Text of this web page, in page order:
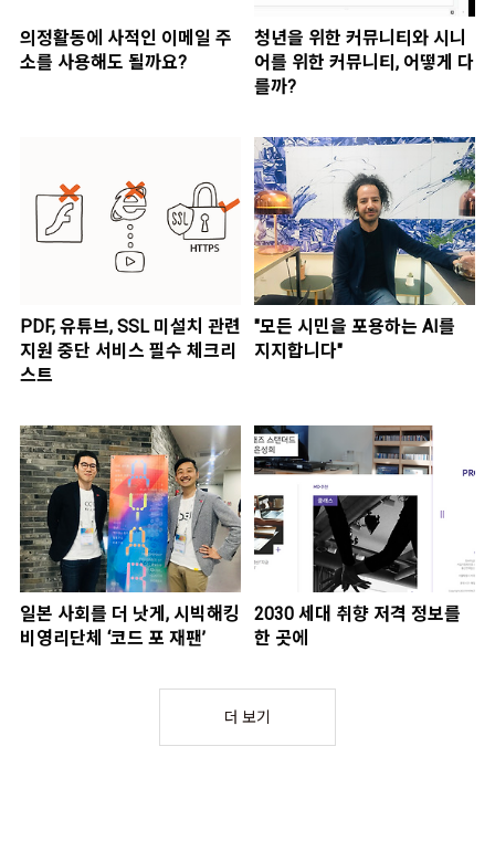
의정활동에 사적인 이메일 주
소를 사용해도 될까요?
청년을 위한 커뮤니티와 시니
어를 위한 커뮤니티, 어떻게 다
를까?
PDF, 유튜브, SSL 미설치 관련
지원 중단 서비스 필수 체크리
스트
"모든 시민을 포용하는 AI를
지지합니다"
일본 사회를 더 낫게, 시빅해킹
비영리단체 ‘코드 포 재팬’
2030 세대 취향 저격 정보를
한 곳에
더 보기